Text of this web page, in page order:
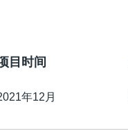
目时间
年12月